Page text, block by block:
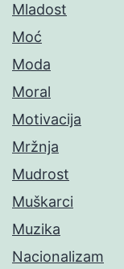
Mladost
Moć
Moda
Moral
Motivacija
Mržnja
Mudrost
Muškarci
Muzika
Nacionalizam